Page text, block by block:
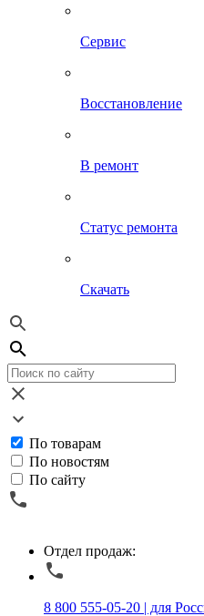
Сервис
Восстановление
В ремонт
Статус ремонта
Скачать
По товарам
По новостям
По сайту
Отдел продаж:
8 800 555-05-20 | для